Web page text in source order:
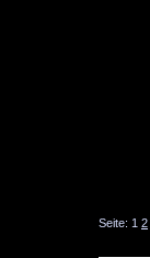
Seite: 1 2